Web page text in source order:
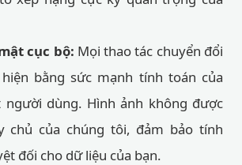
cục bộ: Mọi thao tác chuyển đổi
bằng sức mạnh tính toán của
dùng. Hình ảnh không được
chủ của chúng tôi, đảm bảo tính
đối cho dữ liệu của bạn.